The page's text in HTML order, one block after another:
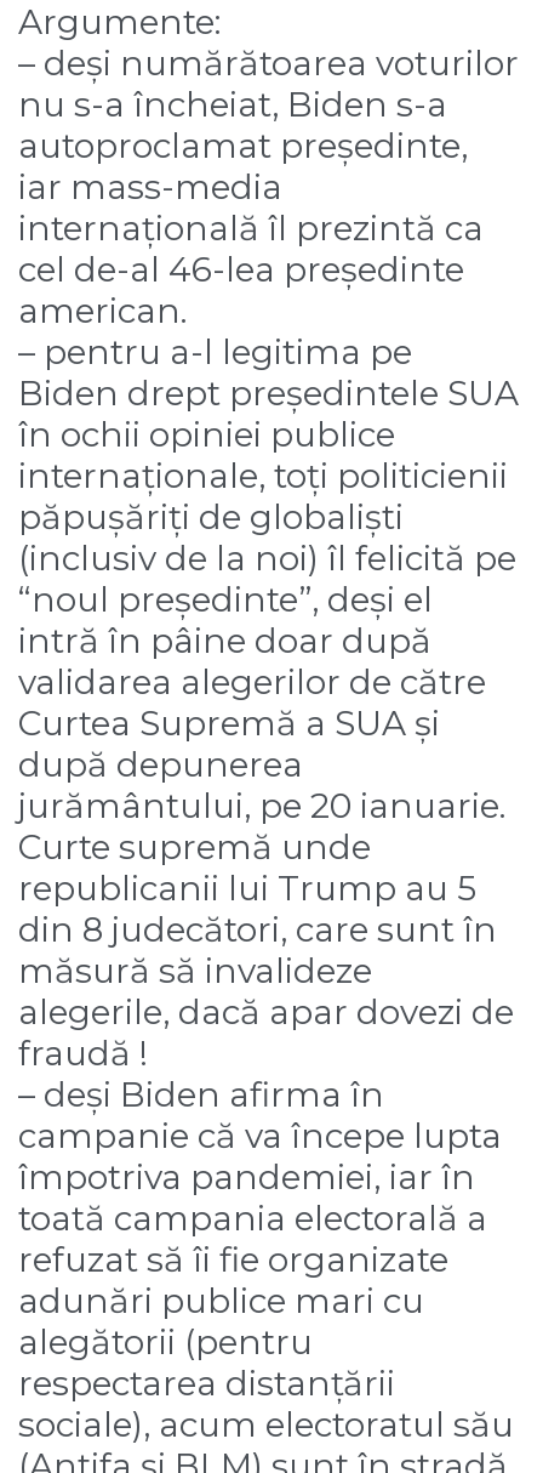
Argumente:
– deși numărătoarea voturilor
nu s-a încheiat, Biden s-a
autoproclamat președinte,
iar mass-media
internațională îl prezintă ca
cel de-al 46-lea președinte
american.
– pentru a-l legitima pe
Biden drept președintele SUA
în ochii opiniei publice
internaționale, toți politicienii
păpușăriți de globaliști
(inclusiv de la noi) îl felicită pe
“noul președinte”, deși el
intră în pâine doar după
validarea alegerilor de către
Curtea Supremă a SUA și
după depunerea
jurământului, pe 20 ianuarie.
Curte supremă unde
republicanii lui Trump au 5
din 8 judecători, care sunt în
măsură să invalideze
alegerile, dacă apar dovezi de
fraudă !
– deși Biden afirma în
campanie că va începe lupta
împotriva pandemiei, iar în
toată campania electorală a
refuzat să îi fie organizate
adunări publice mari cu
alegătorii (pentru
respectarea distanțării
sociale), acum electoratul său